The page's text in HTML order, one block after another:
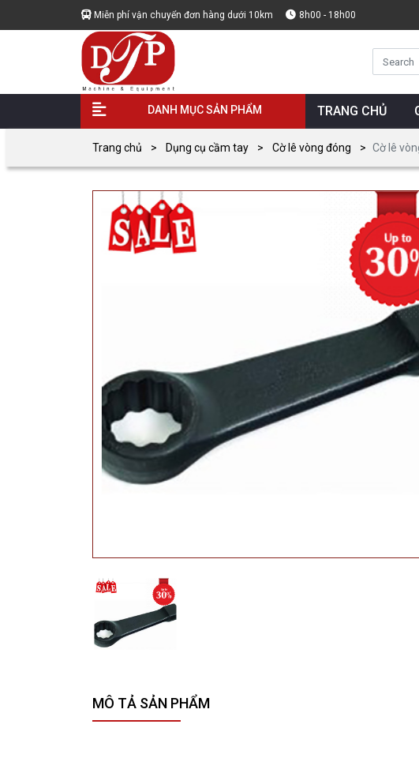
Miễn phí vận chuyển đơn hàng dưới 10km 8h00 - 18h00
DANH MỤC SẢN PHẨM TRANG CHỦ
Trang chủ Dụng cụ cầm tay Cờ lê vòng đóng Cờ lê
MÔ TẢ SẢN PHẨM